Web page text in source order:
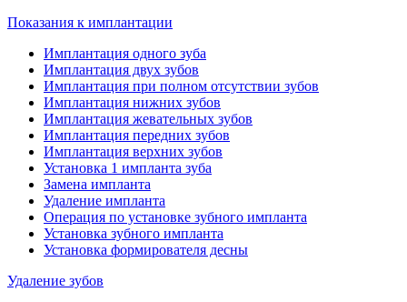
Показания к имплантации
Имплантация одного зуба
Имплантация двух зубов
Имплантация при полном отсутствии зубов
Имплантация нижних зубов
Имплантация жевательных зубов
Имплантация передних зубов
Имплантация верхних зубов
Установка 1 импланта зуба
Замена импланта
Удаление импланта
Операция по установке зубного импланта
Установка зубного импланта
Установка формирователя десны
Удаление зубов